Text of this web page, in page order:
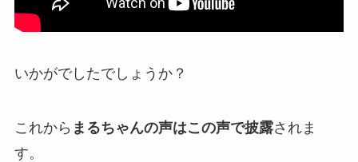
いかがでしたでしょうか？
これから まるちゃんの声はこの声で披露されま
す。